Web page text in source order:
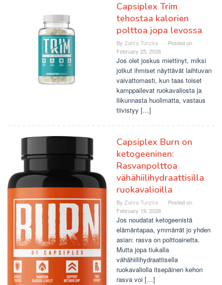
Capsiplex Trim
tehostaa kalorien
polttoa jopa levossa
By Zahra Tunzira
Posted on
February 25, 2026
Jos olet joskus miettinyt, miksi
jotkut ihmiset näyttävät laihtuvan
vaivattomasti, kun taas toiset
kamppailevat ruokavaliosta ja
liikunnasta huolimatta, vastaus
tiivistyy […]
Capsiplex Burn on
ketogeeninen:
Rasvanpolttoa
vähähiilihydraattisilla
ruokavalioilla
By Zahra Tunzira
Posted on
February 19, 2026
Jos noudatat ketogeenistä
elämäntapaa, ymmärrät jo yhden
asian: rasva on polttoainetta.
Mutta jopa tiukalla
vähähiilihydraattisella
ruokavaliolla itsepäinen kehon
rasva voi […]